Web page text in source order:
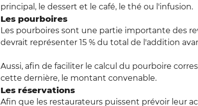
principal, le dessert et le café, le thé ou l'infusion.
Les pourboires
Les pourboires sont une partie importante des
devrait représenter 15 % du total de l'addition
Aussi, afin de faciliter le calcul du pourboire
cette dernière, le montant convenable.
Les réservations
Afin que les restaurateurs puissent prévoir leur